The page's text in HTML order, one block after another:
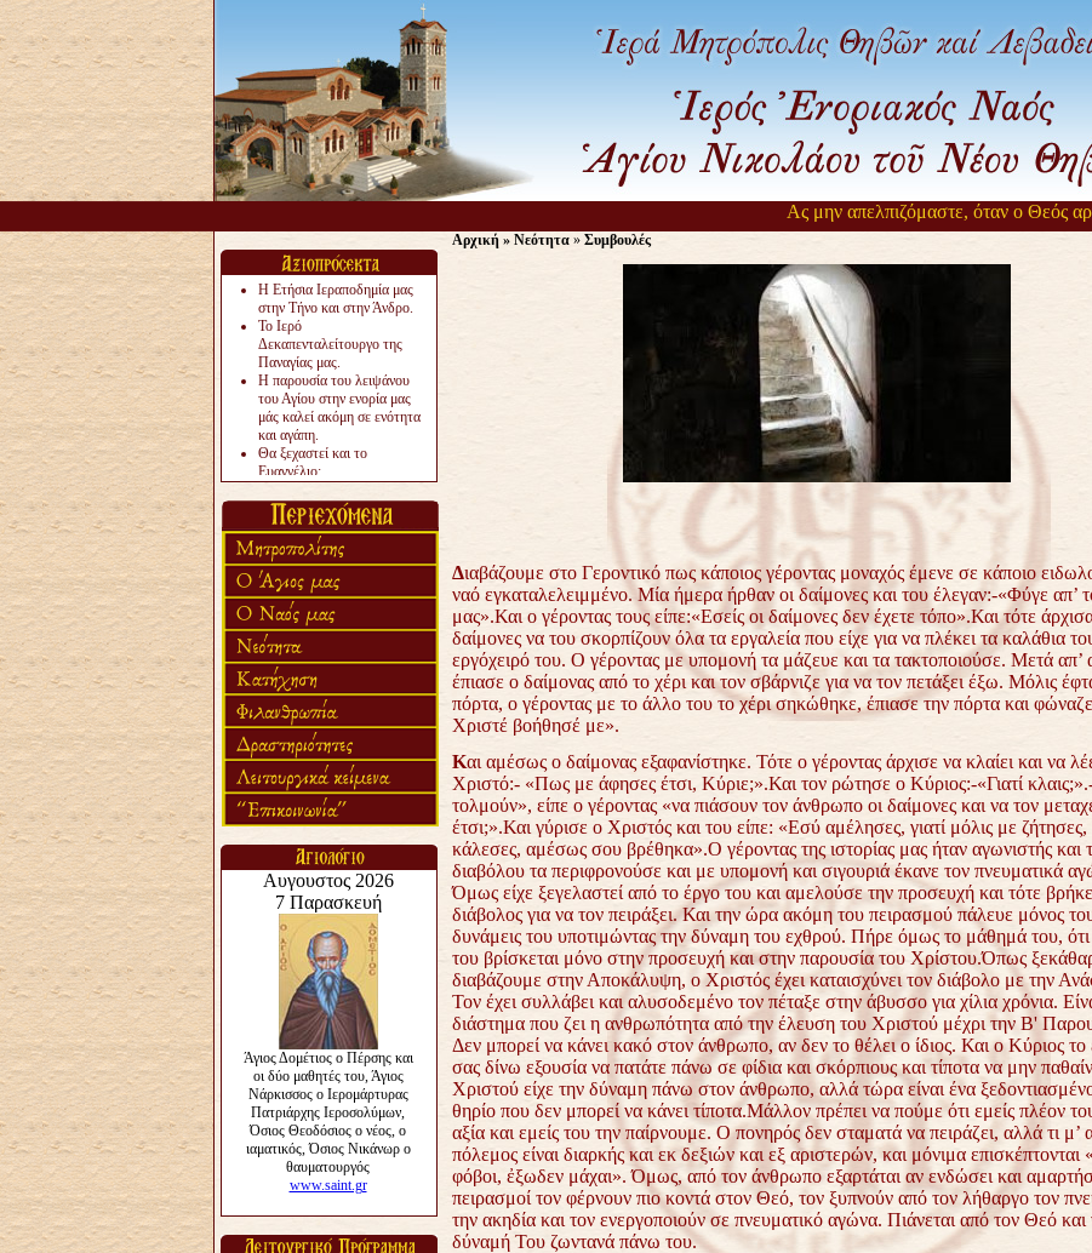
Ας μην απελπιζόμαστε, όταν ο Θεός αργεί
Η Ετήσια Ιεραποδημία μας
στην Τήνο και στην Άνδρο.
Το Ιερό
Δεκαπενταλείτουργο της
Παναγίας μας.
Η παρουσία του λειψάνου
του Αγίου στην ενορία μας
μάς καλεί ακόμη σε ενότητα
και αγάπη.
Θα ξεχαστεί και το
Ευαγγέλιο;
«πολύ αργά».
Ζητείται....
Αρχική» Νεότητα» Συμβουλές
Διαβάζουμε στο Γεροντικό πως κάποιος γέροντας μοναχός έμενε σε κάποιο
ναό εγκαταλελειμμένο. Μία ήμερα ήρθαν οι δαίμονες και του έλεγαν:-«Φύγε απ’
μας».Και ο γέροντας τους είπε:«Εσείς οι δαίμονες δεν έχετε τόπο».Και τότε
δαίμονες να του σκορπίζουν όλα τα εργαλεία που είχε για να πλέκει τα καλάθια
εργόχειρό του. Ο γέροντας με υπομονή τα μάζευε και τα τακτοποιούσε. Μετά απ’
έπιασε ο δαίμονας από το χέρι και τον σβάρνιζε για να τον πετάξει έξω. Μόλις
πόρτα, ο γέροντας με το άλλο του το χέρι σηκώθηκε, έπιασε την πόρτα και
Χριστέ βοήθησέ με».
Και αμέσως ο δαίμονας εξαφανίστηκε. Τότε ο γέροντας άρχισε να κλαίει και να
Χριστό:- «Πως με άφησες έτσι, Κύριε;».Και τον ρώτησε ο Κύριος:-«Γιατί κλαις;».-
τολμούν», είπε ο γέροντας «να πιάσουν τον άνθρωπο οι δαίμονες και να τον
έτσι;».Και γύρισε ο Χριστός και του είπε: «Εσύ αμέλησες, γιατί μόλις με ζήτησες,
κάλεσες, αμέσως σου βρέθηκα».Ο γέροντας της ιστορίας μας ήταν αγωνιστής και
διαβόλου τα περιφρονούσε και με υπομονή και σιγουριά έκανε τον πνευματικά
Όμως είχε ξεγελαστεί από το έργο του και αμελούσε την προσευχή και τότε
διάβολος για να τον πειράξει. Και την ώρα ακόμη του πειρασμού πάλευε μόνος
δυνάμεις του υποτιμώντας την δύναμη του εχθρού. Πήρε όμως το μάθημά του,
του βρίσκεται μόνο στην προσευχή και στην παρουσία του Χρίστου.Όπως
διαβάζουμε στην Αποκάλυψη, ο Χριστός έχει καταισχύνει τον διάβολο με την
Τον έχει συλλάβει και αλυσοδεμένο τον πέταξε στην άβυσσο για χίλια χρόνια.
διάστημα που ζει η ανθρωπότητα από την έλευση του Χριστού μέχρι την Β'
Δεν μπορεί να κάνει κακό στον άνθρωπο, αν δεν το θέλει ο ίδιος. Και ο Κύριος το
σας δίνω εξουσία να πατάτε πάνω σε φίδια και σκόρπιους και τίποτα να μην
Χριστού είχε την δύναμη πάνω στον άνθρωπο, αλλά τώρα είναι ένα
θηρίο που δεν μπορεί να κάνει τίποτα.Μάλλον πρέπει να πούμε ότι εμείς πλέον
αξία και εμείς του την παίρνουμε. Ο πονηρός δεν σταματά να πειράζει, αλλά τι μ’
πόλεμος είναι διαρκής και εκ δεξιών και εξ αριστερών, και μόνιμα επισκέπτονται
φόβοι, ἐξωδεν μάχαι». Όμως, από τον άνθρωπο εξαρτάται αν ενδώσει και
πειρασμοί τον φέρνουν πιο κοντά στον Θεό, τον ξυπνούν από τον λήθαργο τον
την ακηδία και τον ενεργοποιούν σε πνευματικό αγώνα. Πιάνεται από τον Θεό και
δύναμή Του ζωντανά πάνω του.